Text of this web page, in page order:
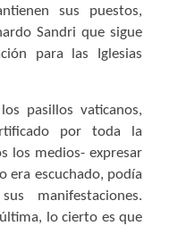
sus puestos,
Sandri que sigue
para las Iglesias
pasillos vaticanos,
por toda la
los medios- expresar
era escuchado, podía
manifestaciones.
lo cierto es que